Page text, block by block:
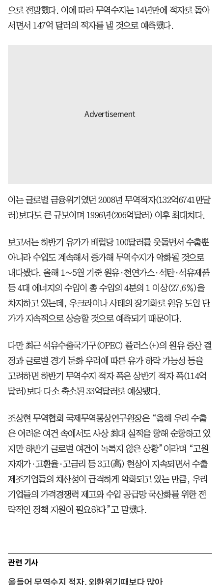
으로 전망했다. 이에 따라 무역수지는 14년만에 적자로 돌아
서면서 147억 달러의 적자를 낼 것으로 예측했다.
이는 글로벌 금융위기였던 2008년 무역적자(132억6741만달
러)보다도 큰 규모이며 1996년(206억달러) 이후 최대치다.
보고서는 하반기 유가가 배럴당 100달러를 웃돌면서 수출뿐
아니라 수입도 계속해서 증가해 무역수지가 악화될 것으로
내다봤다. 올해 1∼5월 기준 원유·천연가스·석탄·석유제품
등 4대 에너지의 수입이 총 수입의 4분의 1 이상(27.6％)을
차지하고 있는데, 우크라이나 사태의 장기화로 원유 도입 단
가가 지속적으로 상승할 것으로 예측되기 때문이다.
다만 최근 석유수출국기구(OPEC) 플러스(+)의 원유 증산 결
정과 글로벌 경기 둔화 우려에 따른 유가 하락 가능성 등을
고려하면 하반기 무역수지 적자 폭은 상반기 적자 폭(114억
달러)보다 다소 축소된 33억달러로 예상됐다.
조상현 무역협회 국제무역통상연구원장은 “올해 우리 수출
은 어려운 여건 속에서도 사상 최대 실적을 향해 순항하고 있
지만 하반기 글로벌 여건이 녹록지 않은 상황”이라며 “고원
자재가·고환율·고금리 등 3고(高) 현상이 지속되면서 수출
제조기업들의 채산성이 급격하게 악화되고 있는 만큼, 우리
기업들의 가격경쟁력 제고와 수입 공급망 국산화를 위한 전
략적인 정책 지원이 필요하다”고 말했다.
관련 기사
올들어 무역수지 적자, 외환위기때보다 많아